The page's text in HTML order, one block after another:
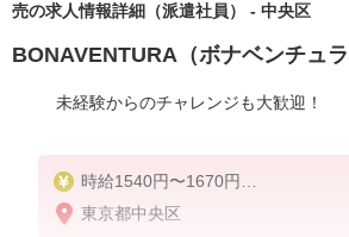
売の求人情報詳細（派遣社員） - 中央区
BONAVENTURA（ボナベンチュ
未経験からのチャレンジも大歓迎！
時給1540円〜1670円
月給例）時給1600円×実働7.5時間
東京都中央区